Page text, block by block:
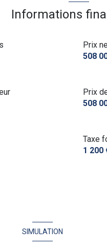
Informations
Prix
508
Prix
508
Taxe
1 200
SIMULATION